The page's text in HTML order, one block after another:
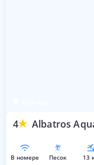
4 Albatros
в номере песок 13